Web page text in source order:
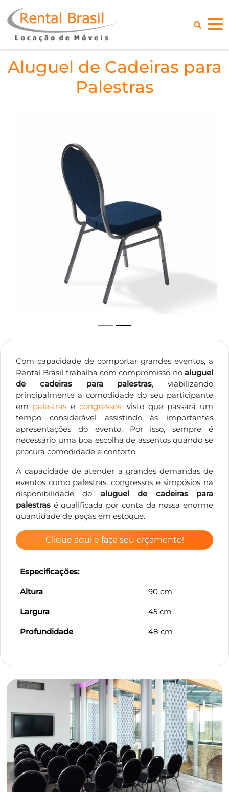
Aluguel de Cadeiras para
Palestras
Com capacidade de comportar grandes eventos, a
Rental Brasil trabalha com compromisso no aluguel
de cadeiras para palestras, viabilizando
principalmente a comodidade do seu participante
em palestras e congressos, visto que passará um
tempo considerável assistindo às importantes
apresentações do evento. Por isso, sempre é
necessário uma boa escolha de assentos quando se
procura comodidade e conforto.
A capacidade de atender a grandes demandas de
eventos como palestras, congressos e simpósios na
disponibilidade do aluguel de cadeiras para
palestras é qualificada por conta da nossa enorme
quantidade de peças em estoque.
Clique aqui e faça seu orçamento!
Especificações:
Altura 90 cm
Largura 45 cm
Profundidade 48 cm